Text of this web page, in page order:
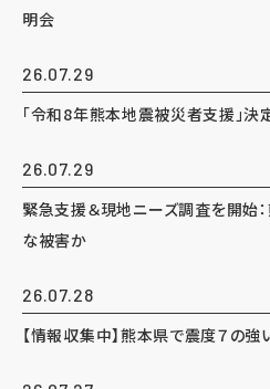
明会
26.07.29
「令和8年熊本地震被災者支援」決
26.07.29
緊急支援＆現地ニーズ調査を開始
な被害か
26.07.28
【情報収集中】熊本県で震度７の強